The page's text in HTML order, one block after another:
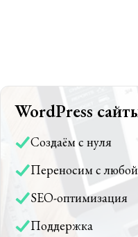
WordPress
Создаём с нуля
Переносим с
SEO-оптимизация
Поддержка